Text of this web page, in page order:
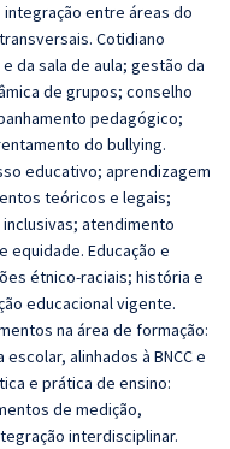
entre áreas do
Cotidiano
da sala de aula; gestão da
de grupos; conselho
pedagógico;
do bullying.
educativo; aprendizagem
teóricos e legais;
atendimento
equidade. Educação e
étnico-raciais; história e
educacional vigente.
na área de formação:
alinhados à BNCC e
e prática de ensino:
de medição,
interdisciplinar.